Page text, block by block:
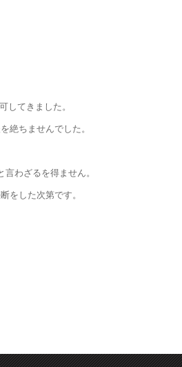
してきました。
絶ちませんでした。
言わざるを得ません。
をした次第です。